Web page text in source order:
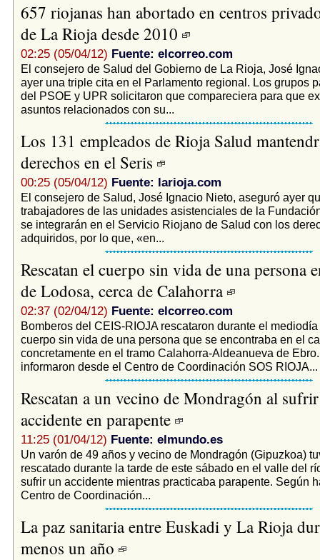
657 riojanas han abortado en centros
de La Rioja desde 2010
02:25 (05/04/12) Fuente: elcorreo.com
El consejero de Salud del Gobierno de La Rioja, José
ayer una triple cita en el Parlamento regional. Los grupos
del PSOE y UPR solicitaron que compareciera para que
asuntos relacionados con su...
Los 131 empleados de Rioja Salud
derechos en el Seris
00:25 (05/04/12) Fuente: larioja.com
El consejero de Salud, José Ignacio Nieto, aseguró ayer
trabajadores de las unidades asistenciales de la
se integrarán en el Servicio Riojano de Salud con los
adquiridos, por lo que, «en...
Rescatan el cuerpo sin vida de una persona
de Lodosa, cerca de Calahorra
02:37 (02/04/12) Fuente: elcorreo.com
Bomberos del CEIS-RIOJA rescataron durante el
cuerpo sin vida de una persona que se encontraba en el
concretamente en el tramo Calahorra-Aldeanueva de
informaron desde el Centro de Coordinación SOS RIOJA...
Rescatan a un vecino de Mondragón al
accidente en parapente
11:25 (01/04/12) Fuente: elmundo.es
Un varón de 49 años y vecino de Mondragón (Gipuzkoa)
rescatado durante la tarde de este sábado en el valle del
sufrir un accidente mientras practicaba parapente. Según
Centro de Coordinación...
La paz sanitaria entre Euskadi y La Rioja
menos un año